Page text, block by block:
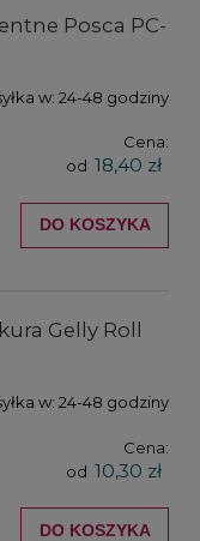
Posca PC-
w: 24-48 godziny
Cena:
od 18,40 zł
DO KOSZYKA
Gelly Roll
w: 24-48 godziny
Cena:
od 10,30 zł
DO KOSZYKA